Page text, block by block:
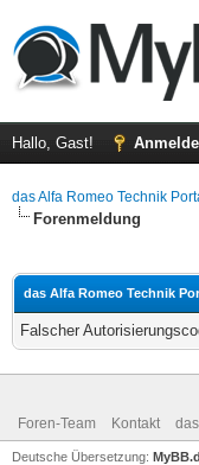
Hallo, Gast!
das Alfa Romeo Technik
Forenmeldung
das Alfa Romeo Technik
Falscher
Foren-Team Kontakt
Deutsche Übersetzung: